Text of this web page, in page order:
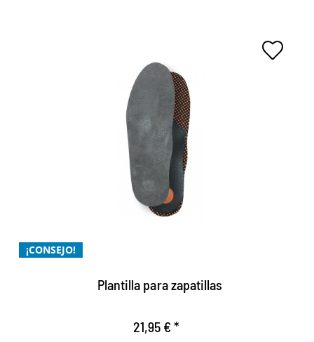
¡CONSEJO!
Suela de zapatilla: para todas
las necesidades de la vida
cotidiana y el deporte
extremadamente ligero y de uso universal
fabricado en piel de ante de alta calidad y
respetuoso con la piel
cuerpo anatómico
Plantilla para zapatillas
21,95 € *